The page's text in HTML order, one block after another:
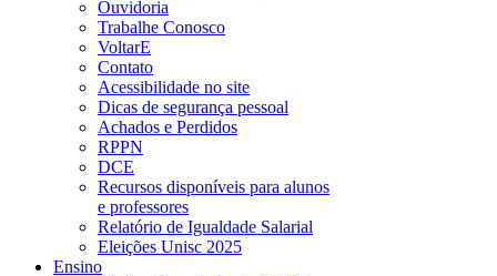
Ouvidoria
Trabalhe Conosco
VoltarE
Contato
Acessibilidade no site
Dicas de segurança pessoal
Achados e Perdidos
RPPN
DCE
Recursos disponíveis para alunos
e professores
Relatório de Igualdade Salarial
Eleições Unisc 2025
Ensino